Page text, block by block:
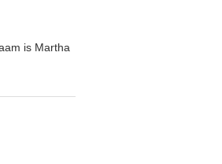
is Martha